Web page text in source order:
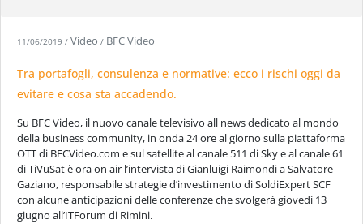
11/06/2019 / Video / BFC Video
Tra portafogli, consulenza e normative: ecco i rischi oggi da
evitare e cosa sta accadendo.
Su BFC Video, il nuovo canale televisivo all news dedicato al mondo
della business community, in onda 24 ore al giorno sulla piattaforma
OTT di BFCVideo.com e sul satellite al canale 511 di Sky e al canale 61
di TiVuSat è ora on air l’intervista di Gianluigi Raimondi a Salvatore
Gaziano, responsabile strategie d’investimento di SoldiExpert SCF
con alcune anticipazioni delle conferenze che svolgerà giovedì 13
giugno all’ITForum di Rimini.